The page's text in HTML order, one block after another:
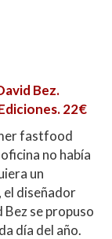
Bez.
22€
fastfood
no había
un
el diseñador
se propuso
día del año.